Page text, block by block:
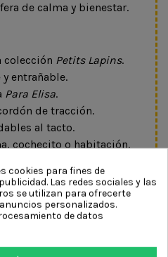
de calma y bienestar.
colección Petits Lapins.
entrañable.
Para Elisa.
de tracción.
al tacto.
cochecito o habitación.
o baby shower.
para la habitación
cookies para fines de
Las redes sociales y las
se utilizan para ofrecerte
personalizados.
de datos